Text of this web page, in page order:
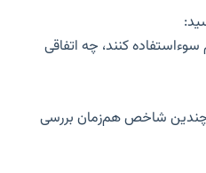
کنند، چه اتفاقی
شاخص هم‌زمان بررسی